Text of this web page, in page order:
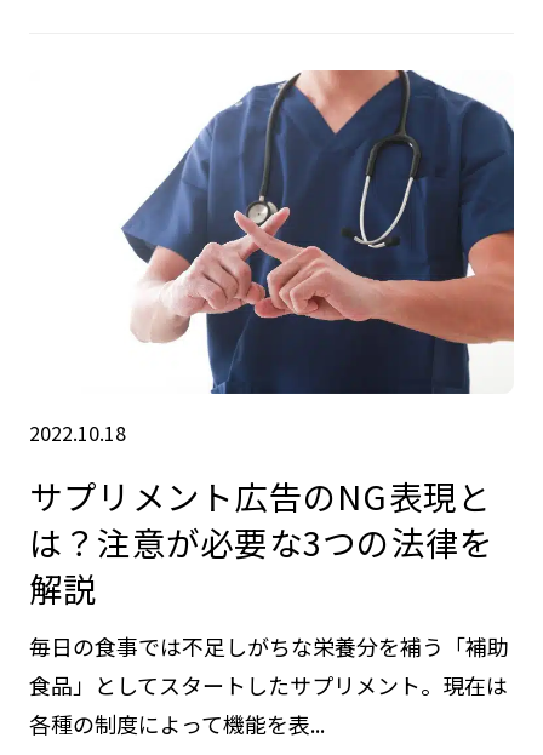
2022.10.18
サプリメント広告のNG表現と
は？注意が必要な3つの法律を
解説
毎日の食事では不足しがちな栄養分を補う「補助
食品」としてスタートしたサプリメント。現在は
各種の制度によって機能を表...